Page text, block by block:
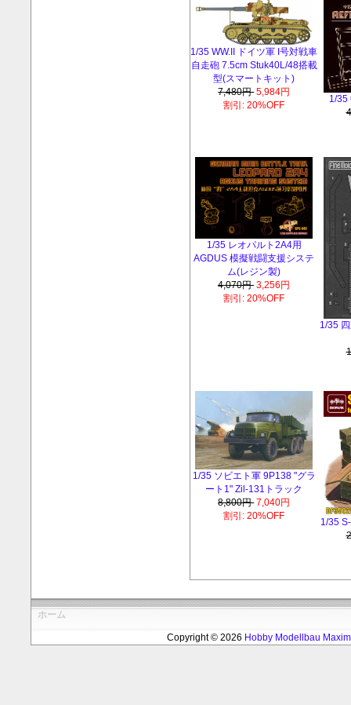
1/35 WW.II ドイツ軍 I号対戦車
自走砲 7.5cm Stuk40L/48搭載
型(スマートキット)
7,480円 5,984円
割引: 20%OFF
1/35
1/35 レオパルト2A4用
AGDUS 模擬戦闘支援システ
ム(レジン製)
4,070円 3,256円
割引: 20%OFF
1/35
1/35 ソビエト軍 9P138 "グラ
ート1" Zil-131トラック
8,800円 7,040円
割引: 20%OFF
1/35
ホーム
Copyright © 2026 Hobby Modellbau